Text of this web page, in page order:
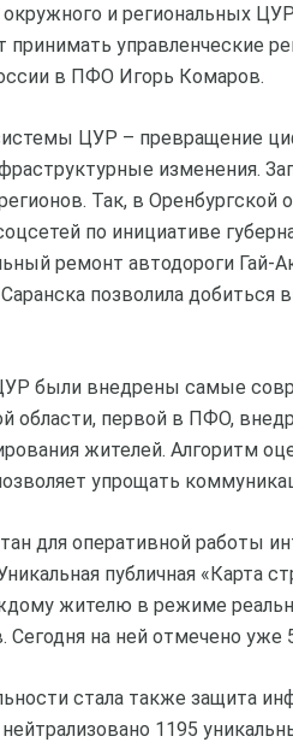
и региональных
управленческие
в ПФО Игорь Комаров.
ЦУР – превращение
изменения.
Так, в Оренбургской
по инициативе
ремонт автодороги
позволила добиться
были внедрены самые
области, первой в ПФО,
жителей. Алгоритм
упрощать
для оперативной работы
публичная «Карта
жителю в режиме
на ней отмечено уже
стала также защита
1195